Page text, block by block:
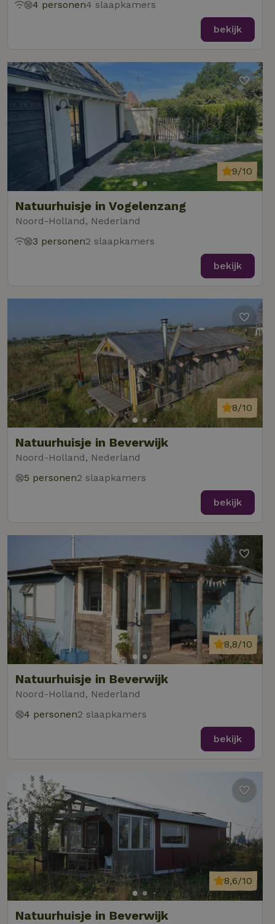
4 personen4 slaapkamers
bekijk
Natuurhuisje in Vogelenzang
Noord-Holland, Nederland
9/10
3 personen2 slaapkamers
bekijk
Natuurhuisje in Beverwijk
Noord-Holland, Nederland
8/10
5 personen2 slaapkamers
bekijk
Natuurhuisje in Beverwijk
Noord-Holland, Nederland
8,8/10
4 personen2 slaapkamers
bekijk
Natuurhuisje in Beverwijk
8,6/10